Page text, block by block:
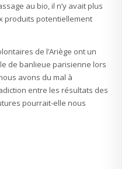
au bio, il n’y avait plus
produits potentiellement
de l’Ariège ont un
de banlieue parisienne lors
avons du mal à
entre les résultats des
pourrait-elle nous